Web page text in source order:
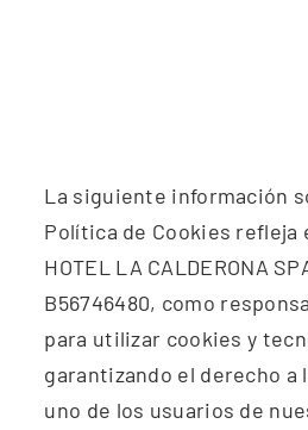
La siguiente información
Política de Cookies refleja
HOTEL LA CALDERONA
B56746480, como
para utilizar cookies y
garantizando el derecho a
uno de los usuarios de